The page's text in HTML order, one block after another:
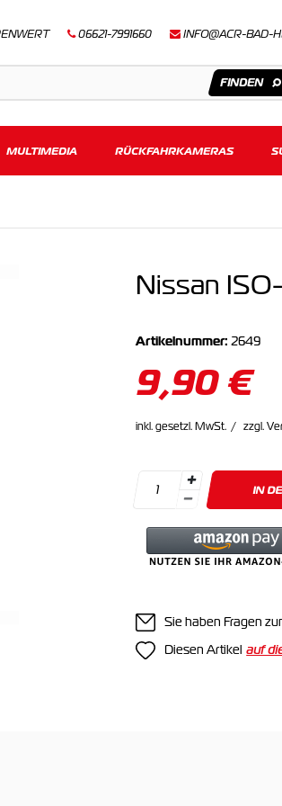
06621-7991660 INFO@ACR-BAD-
MULTIMEDIA RÜCKFAHRKAMERAS
Nissan
Artikelnummer: 2649
9,90 €
inkl. gesetzl. MwSt. zzgl.
IN
Sie haben Fragen
Diesen Artikel